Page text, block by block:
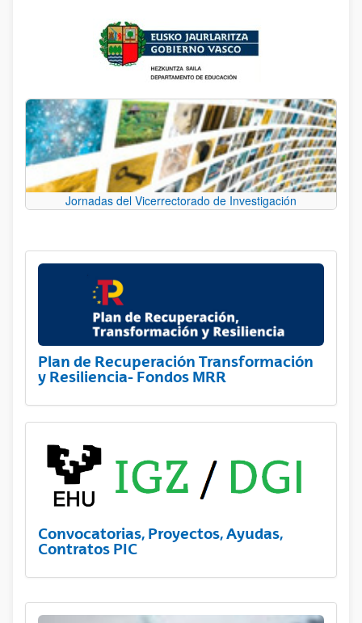
Jornadas del Vicerrectorado de Investigación
Plan de Recuperación Transformación
y Resiliencia- Fondos MRR
Convocatorias, Proyectos, Ayudas,
Contratos PIC